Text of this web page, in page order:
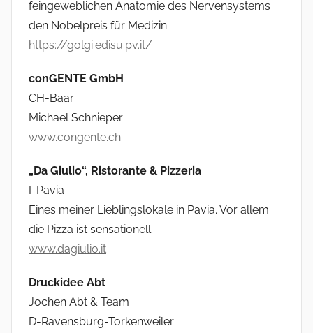
feingeweblichen Anatomie des Nervensystems
den Nobelpreis für Medizin.
https://golgi.edisu.pv.it/
conGENTE GmbH
CH-Baar
Michael Schnieper
www.congente.ch
„Da Giulio“, Ristorante & Pizzeria
I-Pavia
Eines meiner Lieblingslokale in Pavia. Vor allem
die Pizza ist sensationell.
www.dagiulio.it
Druckidee Abt
Jochen Abt & Team
D-Ravensburg-Torkenweiler